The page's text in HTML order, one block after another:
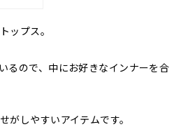
ップス。
るので、中にお好きなインナーを合
がしやすいアイテムです。